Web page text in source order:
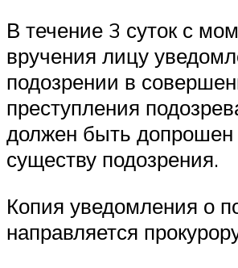
В течение 3 суток с
вручения лицу
подозрении в
преступления
должен быть допрошен
существу подозрения.
Копия уведомления о
направляется